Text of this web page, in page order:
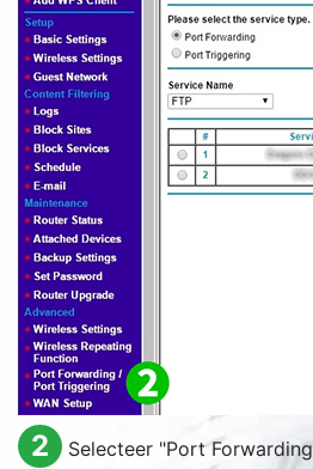
2 Selecteer "Port Forwarding